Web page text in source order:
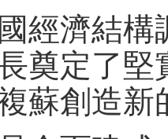
經濟結構
奠定了堅
蘇創造新